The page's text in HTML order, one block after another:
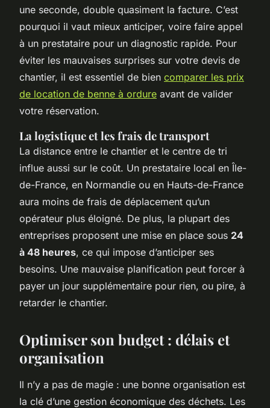
une seconde, double quasiment la facture. C’est
pourquoi il vaut mieux anticiper, voire faire appel
à un prestataire pour un diagnostic rapide. Pour
éviter les mauvaises surprises sur votre devis de
chantier, il est essentiel de bien comparer les prix
de location de benne à ordure avant de valider
votre réservation.
La logistique et les frais de transport
La distance entre le chantier et le centre de tri
influe aussi sur le coût. Un prestataire local en Île-
de-France, en Normandie ou en Hauts-de-France
aura moins de frais de déplacement qu’un
opérateur plus éloigné. De plus, la plupart des
entreprises proposent une mise en place sous 24
à 48 heures, ce qui impose d’anticiper ses
besoins. Une mauvaise planification peut forcer à
payer un jour supplémentaire pour rien, ou pire, à
retarder le chantier.
Optimiser son budget : délais et
organisation
Il n’y a pas de magie : une bonne organisation est
la clé d’une gestion économique des déchets. Les